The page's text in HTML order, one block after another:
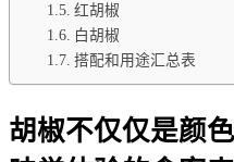
红胡椒
白胡椒
搭配和用途汇总表
胡椒不仅仅是颜